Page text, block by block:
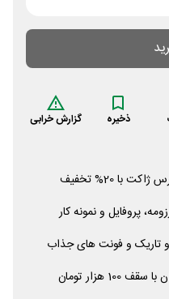
ذخیره گزارش خرابی
20% تخفیف
پروفایل و نمونه کار
تاریک و فونت های جذاب